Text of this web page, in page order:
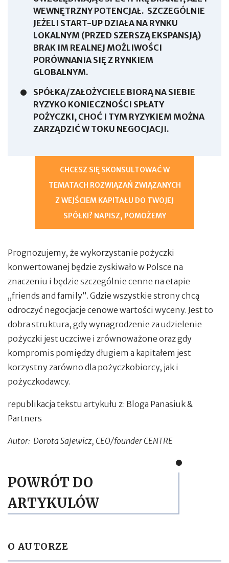
WEWNĘTRZNY POTENCJAŁ. SZCZEGÓLNIE
JEŻELI START-UP DZIAŁA NA RYNKU
LOKALNYM (PRZED SZERSZĄ EKSPANSJĄ)
BRAK IM REALNEJ MOŻLIWOŚCI
PORÓWNANIA SIĘ Z RYNKIEM
GLOBALNYM.
SPÓŁKA/ZAŁOŻYCIELE BIORĄ NA SIEBIE
RYZYKO KONIECZNOŚCI SPŁATY
POŻYCZKI, CHOĆ I TYM RYZYKIEM MOŻNA
ZARZĄDZIĆ W TOKU NEGOCJACJI.
CHCESZ SIĘ SKONSULTOWAĆ W
TEMATACH ROZWIĄZAŃ ZWIĄZANYCH
Z WEJŚCIEM KAPITAŁU DO TWOJEJ
SPÓŁKI? NAPISZ, POMOŻEMY
Prognozujemy, że wykorzystanie pożyczki
konwertowanej będzie zyskiwało w Polsce na
znaczeniu i będzie szczególnie cenne na etapie
„friends and family”. Gdzie wszystkie strony chcą
odroczyć negocjacje cenowe wartości wyceny. Jest to
dobra struktura, gdy wynagrodzenie za udzielenie
pożyczki jest uczciwe i zrównoważone oraz gdy
kompromis pomiędzy długiem a kapitałem jest
korzystny zarówno dla pożyczkobiorcy, jak i
pożyczkodawcy.
republikacja tekstu artykułu z: Bloga Panasiuk &
Partners
Autor: Dorota Sajewicz, CEO/founder CENTRE
POWRÓT DO
ARTYKULÓW
O AUTORZE